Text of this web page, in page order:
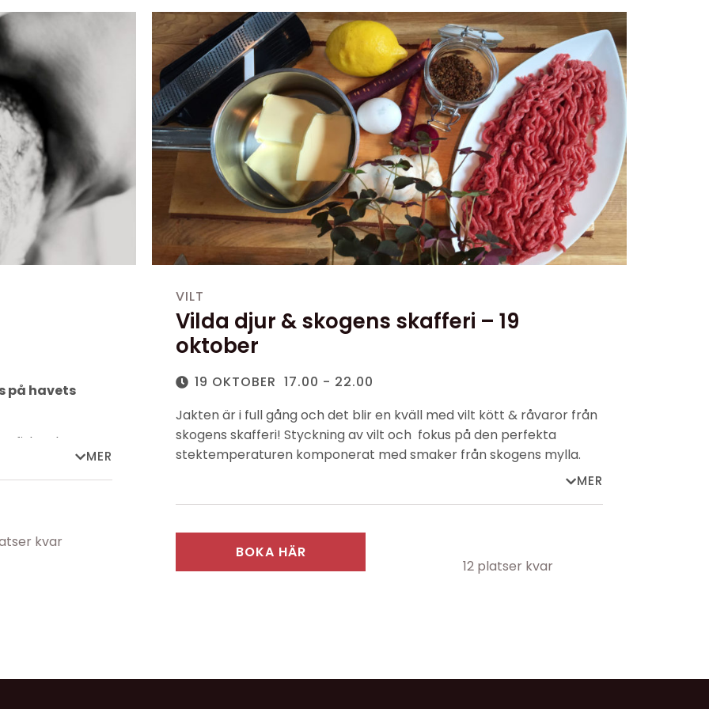
Detta är en perfekt kväll att ställa alla de frågor ni undrat och
funderat på, när en av branschen ledande styckmästare är i huset.
I priset ingår föreläsning, mat & dryck samt ett fint Mat & Vin-
förkläde.
på havets
fisk och
umgänge
men ej
MER
kvar
VILT
Vilda djur & skogens skafferi – 19
oktober
19 OKTOBER 17.00 - 22.00
Jakten är i full gång och det blir en kväll med vilt kött & råvaror från
skogens skafferi! Styckning av vilt och fokus på den perfekta
stektemperaturen komponerat med smaker från skogens mylla.
Det blir till en härlig meny som avnjuts med höstiga drycker till bords
MER
BOKA HÄR
12 platser kvar